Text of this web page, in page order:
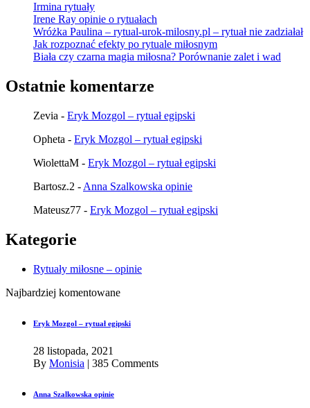
Irmina rytuały
Irene Ray opinie o rytuałach
Wróżka Paulina – rytual-urok-milosny.pl – rytuał nie zadziałał
Jak rozpoznać efekty po rytuale miłosnym
Biała czy czarna magia miłosna? Porównanie zalet i wad
Ostatnie komentarze
Zevia - Eryk Mozgol – rytuał egipski
Opheta - Eryk Mozgol – rytuał egipski
WiolettaM - Eryk Mozgol – rytuał egipski
Bartosz.2 - Anna Szalkowska opinie
Mateusz77 - Eryk Mozgol – rytuał egipski
Kategorie
Rytuały miłosne – opinie
Najbardziej komentowane
Eryk Mozgol – rytuał egipski
28 listopada, 2021
By Monisia | 385 Comments
Anna Szalkowska opinie